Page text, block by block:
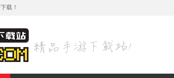
载！